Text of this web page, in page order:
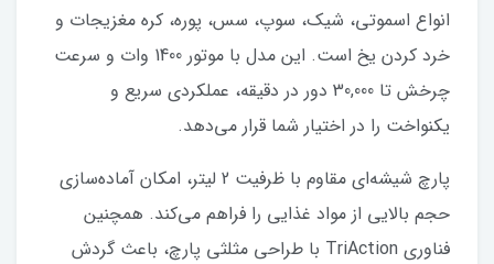
انواع اسموتی، شیک، سوپ، سس، پوره، کره مغزیجات و
خرد کردن یخ است. این مدل با موتور 1400 وات و سرعت
چرخش تا 30,000 دور در دقیقه، عملکردی سریع و
یکنواخت را در اختیار شما قرار می‌دهد.
پارچ شیشه‌ای مقاوم با ظرفیت 2 لیتر، امکان آماده‌سازی
حجم بالایی از مواد غذایی را فراهم می‌کند. همچنین
فناوری TriAction با طراحی مثلثی پارچ، باعث گردش